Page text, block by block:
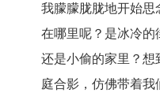
我朦朦胧胧地开始
在哪里呢？是冰冷的
还是小偷的家里？想
庭合影，仿佛带着